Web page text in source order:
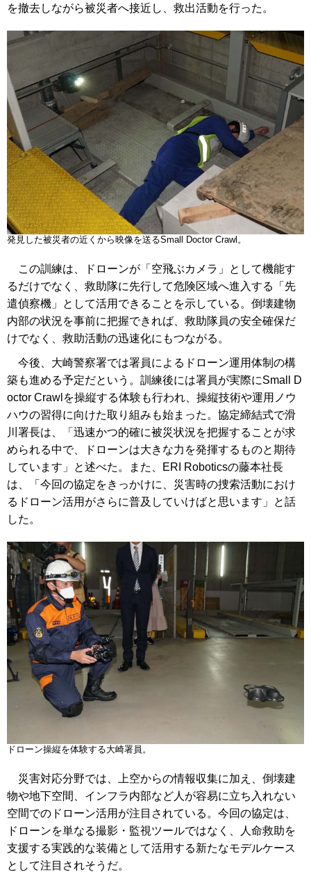
を撤去しながら被災者へ接近し、救出活動を行った。
発見した被災者の近くから映像を送るSmall Doctor Crawl。
この訓練は、ドローンが「空飛ぶカメラ」として機能す
るだけでなく、救助隊に先行して危険区域へ進入する「先
遣偵察機」として活用できることを示している。倒壊建物
内部の状況を事前に把握できれば、救助隊員の安全確保だ
けでなく、救助活動の迅速化にもつながる。
今後、大崎警察署では署員によるドローン運用体制の構
築も進める予定だという。訓練後には署員が実際にSmall D
octor Crawlを操縦する体験も行われ、操縦技術や運用ノウ
ハウの習得に向けた取り組みも始まった。協定締結式で滑
川署長は、「迅速かつ的確に被災状況を把握することが求
められる中で、ドローンは大きな力を発揮するものと期待
しています」と述べた。また、ERI Roboticsの藤本社長
は、「今回の協定をきっかけに、災害時の捜索活動におけ
るドローン活用がさらに普及していけばと思います」と話
した。
ドローン操縦を体験する大崎署員。
災害対応分野では、上空からの情報収集に加え、倒壊建
物や地下空間、インフラ内部など人が容易に立ち入れない
空間でのドローン活用が注目されている。今回の協定は、
ドローンを単なる撮影・監視ツールではなく、人命救助を
支援する実践的な装備として活用する新たなモデルケース
として注目されそうだ。